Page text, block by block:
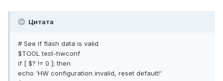
Цитата
# See if flash data is valid
$TOOL test-hwconf
if [ $? != 0 ]; then
echo 'HW configuration invalid, reset default!'